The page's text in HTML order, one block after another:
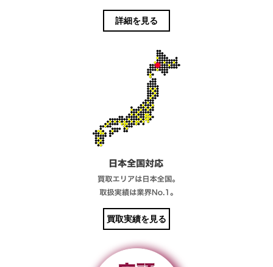
詳細を見る
買取実績を見る